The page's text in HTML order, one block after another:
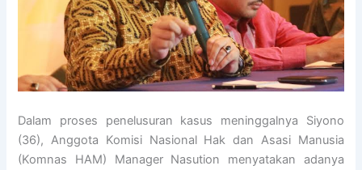
Dalam proses penelusuran kasus meninggalnya Siyono
(36), Anggota Komisi Nasional Hak dan Asasi Manusia
(Komnas HAM) Manager Nasution menyatakan adanya